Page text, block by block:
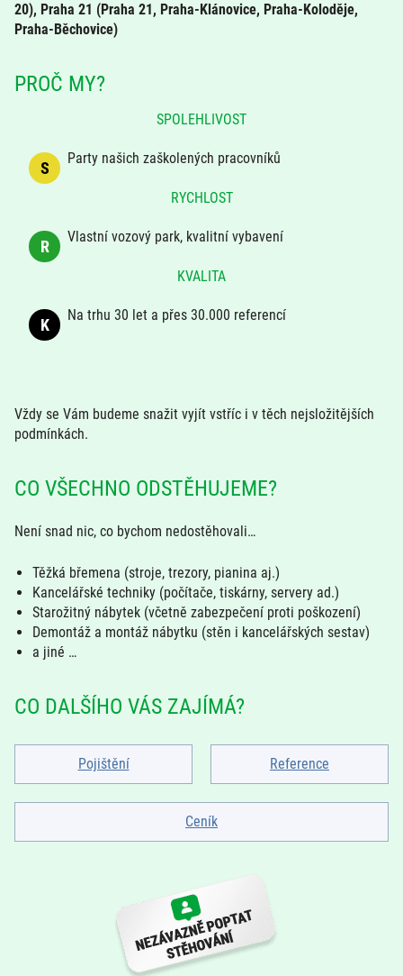
20), Praha 21 (Praha 21, Praha-Klánovice, Praha-Koloděje,
Praha-Běchovice)
PROČ MY?
SPOLEHLIVOST
S
Party našich zaškolených pracovníků
RYCHLOST
R
Vlastní vozový park, kvalitní vybavení
KVALITA
K
Na trhu 30 let a přes 30.000 referencí
Vždy se Vám budeme snažit vyjít vstříc i v těch nejsložitějších
podmínkách.
CO VŠECHNO ODSTĚHUJEME?
Není snad nic, co bychom nedostěhovali…
Těžká břemena (stroje, trezory, pianina aj.)
Kancelářské techniky (počítače, tiskárny, servery ad.)
Starožitný nábytek (včetně zabezpečení proti poškození)
Demontáž a montáž nábytku (stěn i kancelářských sestav)
a jiné …
CO DALŠÍHO VÁS ZAJÍMÁ?
Pojištění Reference
Ceník